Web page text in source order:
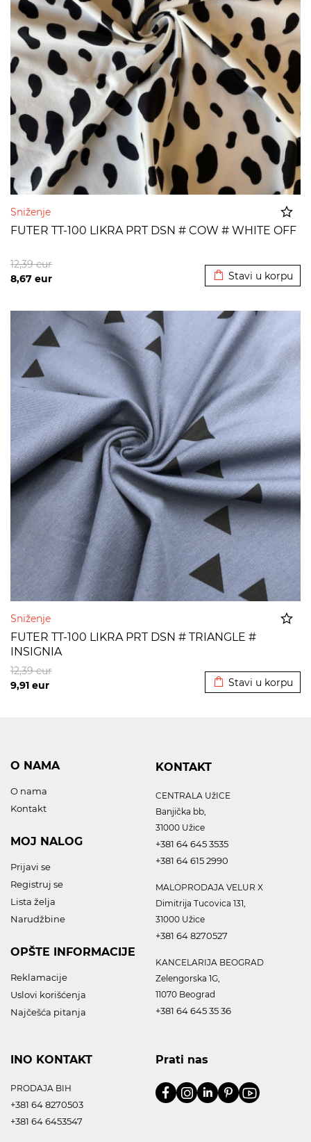
Sniženje
FUTER TT-100 LIKRA PRT DSN # COW # WHITE OFF
8,67 eur
12,39eur
Stavi u korpu
Sniženje
FUTER TT-100 LIKRA PRT DSN # TRIANGLE #
INSIGNIA
9,91 eur
12,39eur
Stavi u korpu
O NAMA
O nama
Kontakt
MOJ NALOG
Prijavi se
Registruj se
Lista želja
Narudžbine
OPŠTE INFORMACIJE
Reklamacije
Uslovi korišćenja
Najčešća pitanja
KONTAKT
CENTRALA UžICE
Banjička bb,
31000 Užice
+381 64 645 3535
+381 64 615 2990
MALOPRODAJA VELUR X
Dimitrija Tucovica 131,
31000 Užice
+381 64 8270527
KANCELARIJA BEOGRAD
Zelengorska 1G,
11070 Beograd
+381 64 645 35 36
INO KONTAKT
PRODAJA BIH
+381 64 8270503
+381 64 6453547
Prati nas